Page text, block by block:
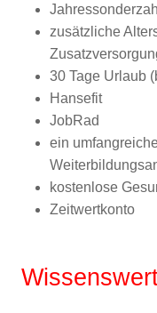
zusätzliche
30 Tage Urlaub
Hansefit
JobRad
ein
kostenlose
Zeitwertkonto